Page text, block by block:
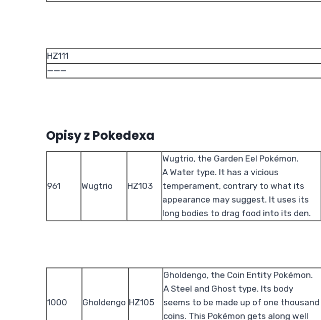
HZ111
———
Opisy z Pokedexa
961 Wugtrio HZ103
Wugtrio, the Garden Eel Pokémon.
A Water type. It has a vicious
temperament, contrary to what its
appearance may suggest. It uses its
long bodies to drag food into its den.
1000 Gholdengo HZ105
Gholdengo, the Coin Entity Pokémon.
A Steel and Ghost type. Its body
seems to be made up of one thousand
coins. This Pokémon gets along well